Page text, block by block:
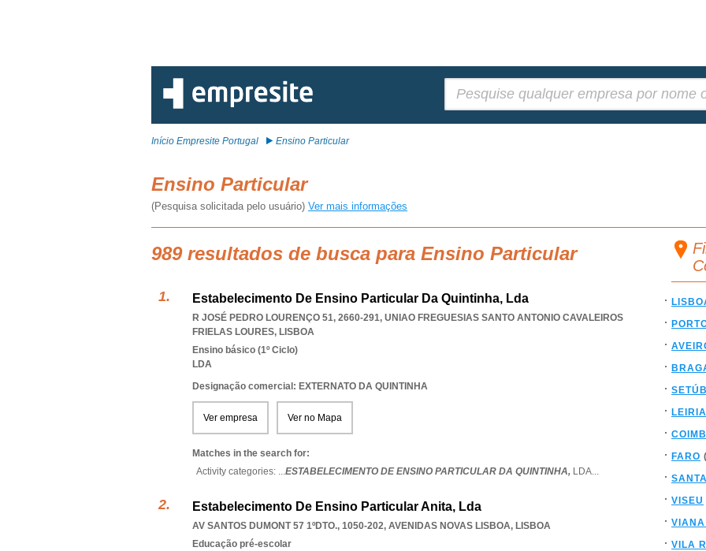
Início Empresite Portugal Ensino Particular
Ensino Particular
(Pesquisa solicitada pelo usuário) Ver mais informações
989 resultados de busca para Ensino Particular
Estabelecimento De Ensino Particular Da Quintinha, Lda
R JOSÉ PEDRO LOURENÇO 51, 2660-291, UNIAO FREGUESIAS SANTO ANTONIO CAVALEIROS
FRIELAS LOURES, LISBOA
Ensino básico (1º Ciclo)
LDA
Designação comercial: EXTERNATO DA QUINTINHA
Ver empresa Ver no Mapa
Matches in the search for:
Activity categories: ...ESTABELECIMENTO DE ENSINO PARTICULAR DA QUINTINHA, LDA...
Estabelecimento De Ensino Particular Anita, Lda
AV SANTOS DUMONT 57 1ºDTO., 1050-202, AVENIDAS NOVAS LISBOA, LISBOA
Educação pré-escolar
LEIRIA
FARO
VISEU
VILA